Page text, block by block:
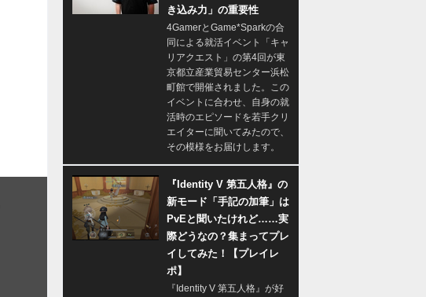
き込み力」の重要性
4GamerとGame*Sparkの合
同による就活イベント「キャ
リアクエスト」の第4回が東
京都立産業貿易センター浜松
町館で開催されました。この
イベントに合わせ、自身の就
活時のエピソードを若手クリ
エイターに聞いてみたので、
その模様をお届けします。
『Identity V 第五人格』の
新モード「手記の加筆」は
PvEと聞いたけれど……実
際どうなの？集まってプレ
イしてみた！【プレイレ
ポ】
『Identity V 第五人格』が好